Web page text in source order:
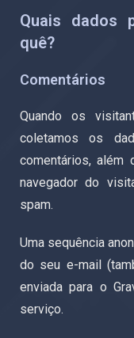
Quais dados
quê?
Comentários
Quando os
coletamos os
comentários,
navegador do
spam.
Uma sequência
do seu e-mail
enviada para o
serviço.